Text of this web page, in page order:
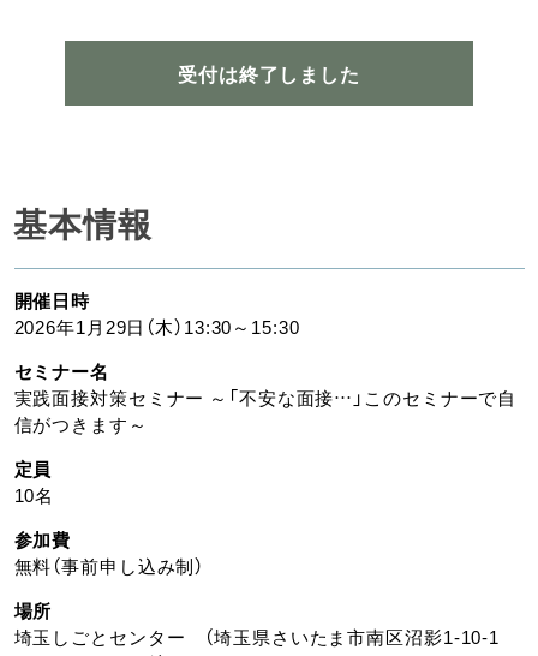
受付は終了しました
基本情報
開催日時
2026年1月29日（木）13:30～15:30
セミナー名
実践面接対策セミナー ～「不安な面接…」このセミナーで自
信がつきます～
定員
10名
参加費
無料（事前申し込み制）
場所
埼玉しごとセンター （埼玉県さいたま市南区沼影1-10-1